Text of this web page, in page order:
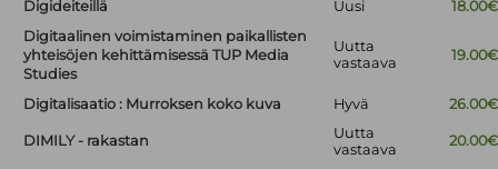
Digideiteillä Uusi
18.00€
Digitaalinen voimistaminen paikallisten
yhteisöjen kehittämisessä TUP Media
Studies
Uutta
vastaava
19.00€
Digitalisaatio : Murroksen koko kuva Hyvä 26.00€
DIMILY - rakastan
Uutta
vastaava
20.00€